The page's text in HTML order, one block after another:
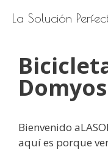
La Solución
Domyos
Bienvenido
aquí es porque